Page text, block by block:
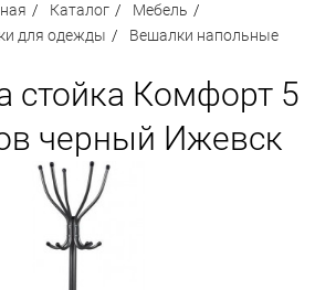
и ремонт
Каталог
Мебель
для одежды
Вешалки напольные
стойка Комфорт 5
черный Ижевск